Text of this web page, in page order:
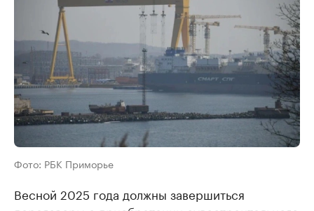
Фото: РБК Приморье
Весной 2025 года должны завершиться